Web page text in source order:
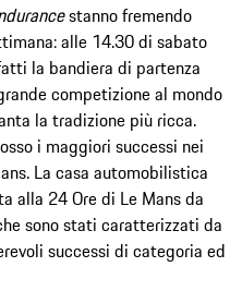
stanno fremendo
alle 14.30 di sabato
la bandiera di partenza
competizione al mondo
la tradizione più ricca.
i maggiori successi nei
La casa automobilistica
alla 24 Ore di Le Mans da
sono stati caratterizzati da
successi di categoria ed